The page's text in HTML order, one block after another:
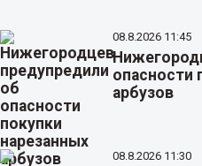
08.8.2026 11:45
опасности
арбузов
08.8.2026 11:30